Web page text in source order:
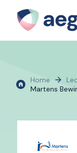
Home
Martens